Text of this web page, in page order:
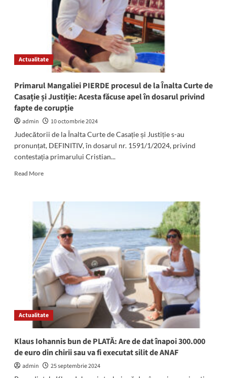
Justiție
RESPINS
contestațiile
primarului
la
Mangalia.
este
DEFINITIVĂ
Actualitate
Primarul Mangaliei PIERDE procesul de la Înalta Curte de
Casație și Justiție: Acesta făcuse apel în dosarul privind
fapte de corupție
admin
10 octombrie 2024
Judecătorii de la Înalta Curte de Casație și Justiție s-au
pronunțat, DEFINITIV, în dosarul nr. 1591/1/2024, privind
contestația primarului Cristian...
Read MoreRead
Primarul
Mangaliei
PIERDE
procesul
de
la
Înalta
Curte
Casație
Justiție:
Acesta
făcuse
în
dosarul
privind
Actualitate
Klaus Iohannis bun de PLATĂ: Are de dat înapoi 300.000
de euro din chirii sau va fi executat silit de ANAF
admin
25 septembrie 2024